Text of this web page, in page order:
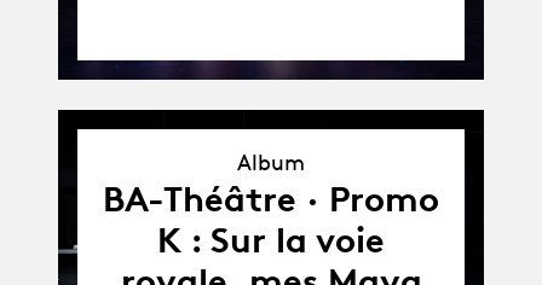
Album
Album
BA-Théâtre · Promo
K : Sur la voie